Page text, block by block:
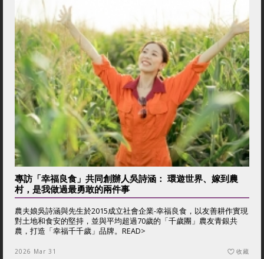
專訪「幸福良食」共同創辦人吳詩涵： 環遊世界、嫁到農
村，是我做過最勇敢的兩件事
農夫娘吳詩涵與先生於2015成立社會企業-幸福良食，以友善耕作實現
對土地和食安的堅持，並與平均超過70歲的「千歲團」農友青銀共
農，打造「幸福千千歲」品牌。 READ>
2026 Mar 31 收藏